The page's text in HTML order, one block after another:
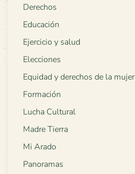
Derechos
Educación
Ejercicio y salud
Elecciones
Equidad y derechos de la mujer
Formación
Lucha Cultural
Madre Tierra
Mi Arado
Panoramas